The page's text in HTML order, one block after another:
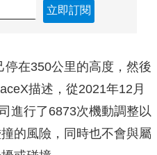
立即訂閱
在350公里的高度，然後
描述，從2021年12月
進行了6873次機動調整以
的風險，同時也不會與屬